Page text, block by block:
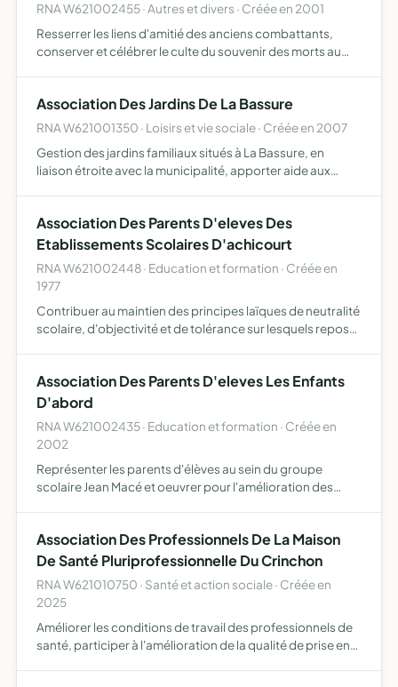
RNA W621002455 · Autres et divers · Créée en 2001
Resserrer les liens d'amitié des anciens combattants,
conserver et célébrer le culte du souvenir des morts au
dans …
Association Des Jardins De La Bassure
RNA W621001350 · Loisirs et vie sociale · Créée en 2007
Gestion des jardins familiaux situés à La Bassure, en
liaison étroite avec la municipalité, apporter aide aux
Association Des Parents D'eleves Des
Etablissements Scolaires D'achicourt
RNA W621002448 · Education et formation · Créée en
1977
Contribuer au maintien des principes laïques de neutralité
scolaire, d'objectivité et de tolérance sur lesquels repose
Association Des Parents D'eleves Les Enfants
D'abord
RNA W621002435 · Education et formation · Créée en
2002
Représenter les parents d'élèves au sein du groupe
scolaire Jean Macé et oeuvrer pour l'amélioration des
Association Des Professionnels De La Maison
De Santé Pluriprofessionnelle Du Crinchon
RNA W621010750 · Santé et action sociale · Créée en
2025
Améliorer les conditions de travail des professionnels de
santé, participer à l'amélioration de la qualité de prise en